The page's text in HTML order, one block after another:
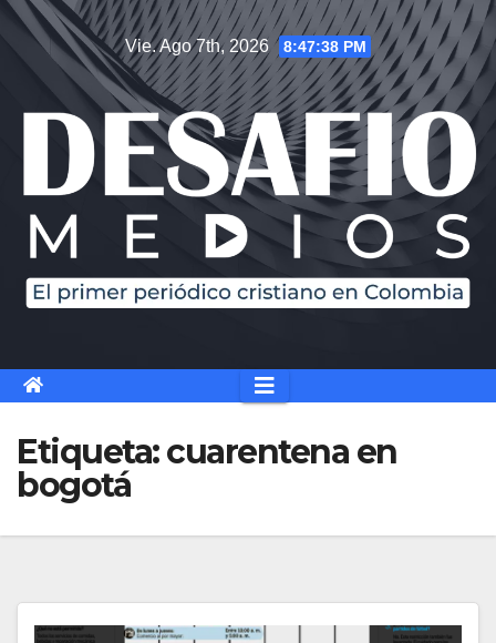
Saltar
contenido
Vie. Ago 7th, 2026 8:47:38 PM
Etiqueta:cuarentena en
bogotá